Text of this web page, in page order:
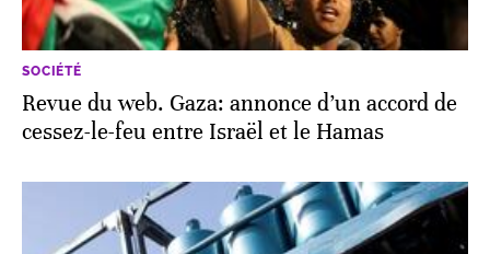
SOCIÉTÉ
Revue du web. Gaza: annonce d’un accord de
cessez-le-feu entre Israël et le Hamas